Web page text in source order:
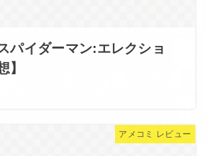
パイダーマン:エレクショ
】
アメコミ レビュー